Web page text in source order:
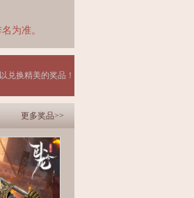
为准。
兑换精美的奖品！
更多奖品>>